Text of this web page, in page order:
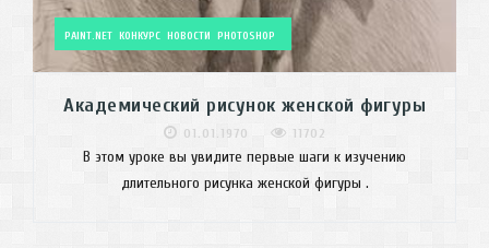
PAINT.NET КОНКУРС НОВОСТИ PHOTOSHOP
Академический рисунок женской фигуры
01.01.1970 11702
В этом уроке вы увидите первые шаги к изучению
длительного рисунка женской фигуры .